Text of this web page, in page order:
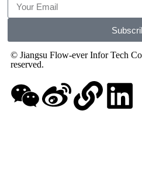
© Jiangsu Flow-ever Infor Tech
reserved.